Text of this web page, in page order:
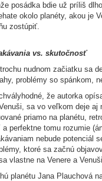
posádka bdie už príliš
okolo planéty, akou je
zostúpiť.
vs. skutočnosť
nudnom začiatku sa
problémy so spánkom,
že autorka
sa vo veľkom deje
priamo na planétu,
a perfektne tomu rozumie
nebude potenciál
ktoré sa začnú
vlastne na Venere a
planétu Jana Plauchová